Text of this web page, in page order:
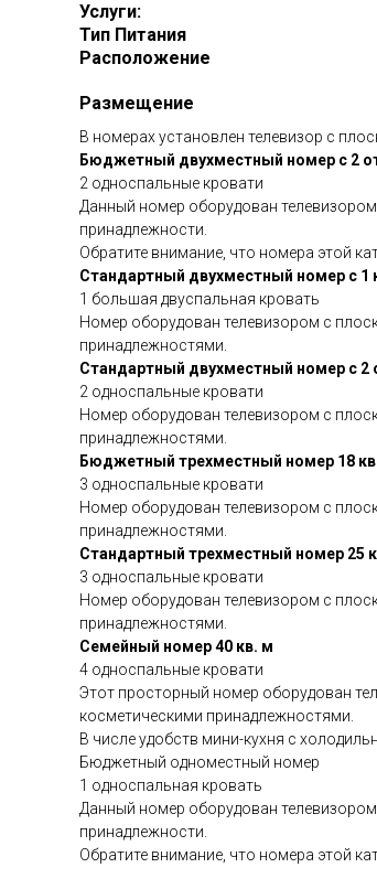
Услуги:
Тип Питания
Расположение
Размещение
В номерах установлен телевизор с
Бюджетный двухместный номер с 2
2 односпальные кровати
Данный номер оборудован
принадлежности.
Обратите внимание, что номера этой
Стандартный двухместный номер с 1
1 большая двуспальная кровать
Номер оборудован телевизором с
принадлежностями.
Стандартный двухместный номер с
2 односпальные кровати
Номер оборудован телевизором с
принадлежностями.
Бюджетный трехместный номер 18
3 односпальные кровати
Номер оборудован телевизором с
принадлежностями.
Стандартный трехместный номер 25
3 односпальные кровати
Номер оборудован телевизором с
принадлежностями.
Семейный номер 40 кв. м
4 односпальные кровати
Этот просторный номер оборудован
косметическими принадлежностями.
В числе удобств мини-кухня с
Бюджетный одноместный номер
1 односпальная кровать
Данный номер оборудован
принадлежности.
Обратите внимание, что номера этой